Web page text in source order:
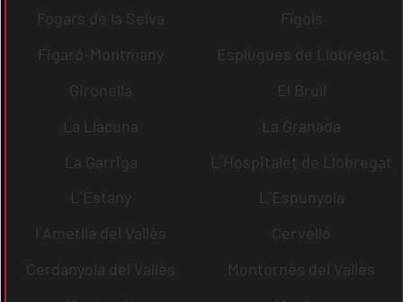
Fogars de la Selva
Fígols
Figaró-Montmany
Esplugues de Llobregat
Gironella
El Brull
La Llacuna
La Granada
La Garriga
L´Hospitalet de Llobregat
L´Estany
L´Espunyola
l´Ametlla del Vallès
Cervelló
Cerdanyola del Vallès
Montornès del Vallès